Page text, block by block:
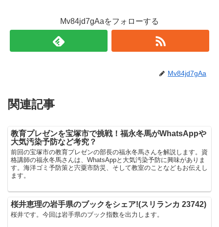
Mv84jd7gAaをフォローする
Mv84jd7gAa
関連記事
教育プレゼンを宝塚市で挑戦！福永冬馬がWhatsAppや
大気汚染予防など考究？
前回の宝塚市の教育プレゼンの部長の福永冬馬さんを解説します。資
格講師の福永冬馬さんは、WhatsAppと大気汚染予防に興味がありま
す。海洋ゴミ予防策と宍粟市防災、そして教室のことなどもお伝えし
ます。
桜井恵理の岩手県のブックをシェア!(スリランカ 23742)
桜井です。今回は岩手県のブック指数を出力します。